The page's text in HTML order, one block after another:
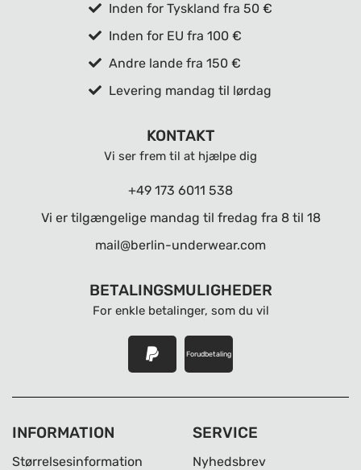
Inden for Tyskland fra 50 €
Inden for EU fra 100 €
Andre lande fra 150 €
Levering mandag til lørdag
KONTAKT
Vi ser frem til at hjælpe dig
+49 173 6011 538
Vi er tilgængelige mandag til fredag ​​fra 8 til 18
mail@berlin-underwear.com
BETALINGSMULIGHEDER
For enkle betalinger, som du vil
Forudbetaling
INFORMATION
Størrelsesinformation
SERVICE
Nyhedsbrev